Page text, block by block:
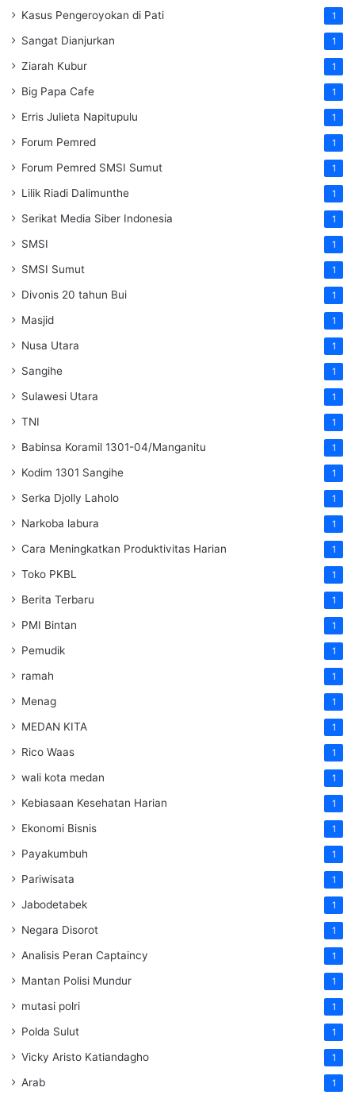
Kasus Pengeroyokan di Pati 1
Sangat Dianjurkan 1
Ziarah Kubur 1
Big Papa Cafe 1
Erris Julieta Napitupulu 1
Forum Pemred 1
Forum Pemred SMSI Sumut 1
Lilik Riadi Dalimunthe 1
Serikat Media Siber Indonesia 1
SMSI 1
SMSI Sumut 1
Divonis 20 tahun Bui 1
Masjid 1
Nusa Utara 1
Sangihe 1
Sulawesi Utara 1
TNI 1
Babinsa Koramil 1301-04/Manganitu 1
Kodim 1301 Sangihe 1
Serka Djolly Laholo 1
Narkoba labura 1
Cara Meningkatkan Produktivitas Harian 1
Toko PKBL 1
Berita Terbaru 1
PMI Bintan 1
Pemudik 1
ramah 1
Menag 1
MEDAN KITA 1
Rico Waas 1
wali kota medan 1
Kebiasaan Kesehatan Harian 1
Ekonomi Bisnis 1
Payakumbuh 1
Pariwisata 1
Jabodetabek 1
Negara Disorot 1
Analisis Peran Captaincy 1
Mantan Polisi Mundur 1
mutasi polri 1
Polda Sulut 1
Vicky Aristo Katiandagho 1
Arab 1